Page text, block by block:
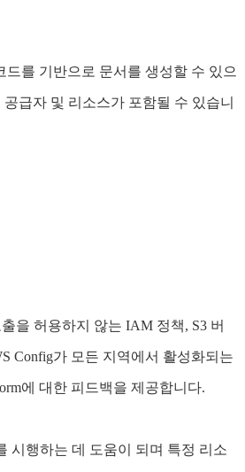
드를 기반으로 문서를 생성할 수 있으
급자 및 리소스가 포함될 수 있습니
을 허용하지 않는 IAM 정책, S3 버
Config가 모든 지역에서 활성화되는
에 대한 피드백을 제공합니다.
시행하는 데 도움이 되며 특정 리소